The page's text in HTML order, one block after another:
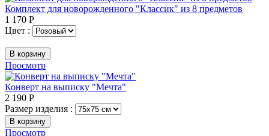
Комплект для новорожденного "Классик" из 8 предметов
1 170 Р
Цвет :
В корзину
Просмотр
Конверт на выписку "Мечта"
2 190 Р
Размер изделия :
В корзину
Просмотр